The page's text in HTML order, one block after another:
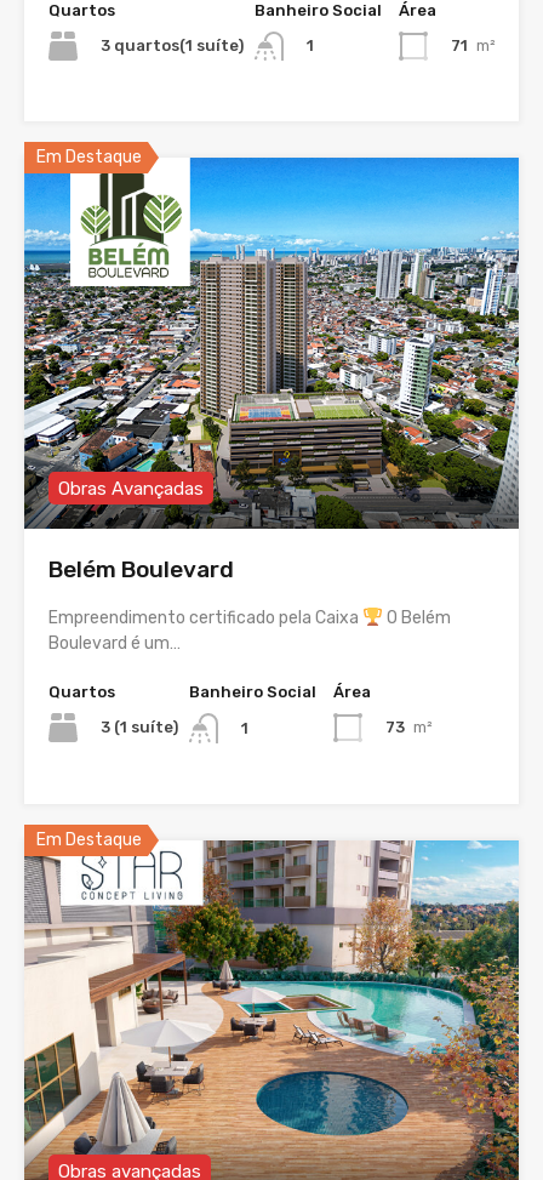
Quartos
3 quartos(1 suíte)
Banheiro Social
1
Área
71 m²
Em Destaque
Obras Avançadas
Belém Boulevard
Empreendimento certificado pela Caixa
O Belém
Boulevard é um…
Quartos
3 (1 suíte)
Banheiro Social
1
Área
73 m²
Em Destaque
Obras avançadas